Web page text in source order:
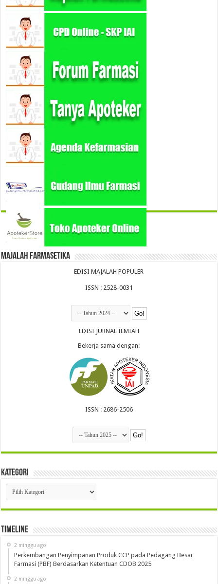
Majalah Farmasetika
EDISI MAJALAH POPULER
ISSN : 2528-0031
EDISI JURNAL ILMIAH
Bekerja sama dengan:
ISSN : 2686-2506
Kategori
Kategori
Timeline
2 minggu ago
Perkembangan Penyimpanan Produk CCP pada Pedagang Besar
Farmasi (PBF) Berdasarkan Ketentuan CDOB 2025
2 minggu ago